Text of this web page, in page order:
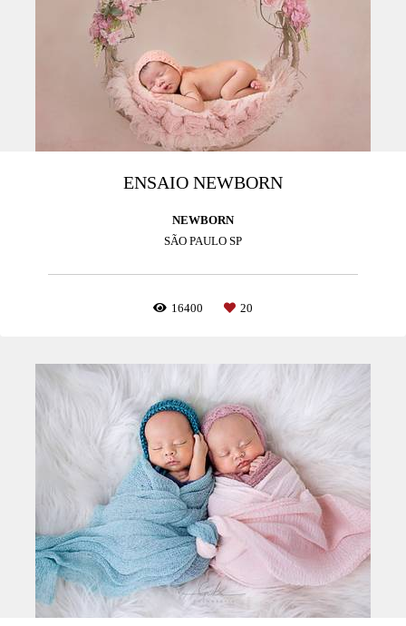
ENSAIO NEWBORN
NEWBORN
SÃO PAULO SP
16400 20